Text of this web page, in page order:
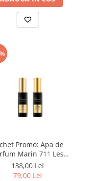
Promo: Apa de
Marin 711 Les
Unisex, 30 ml + Apa
Tropique Absolu
138,00 Lei
79,00 Lei